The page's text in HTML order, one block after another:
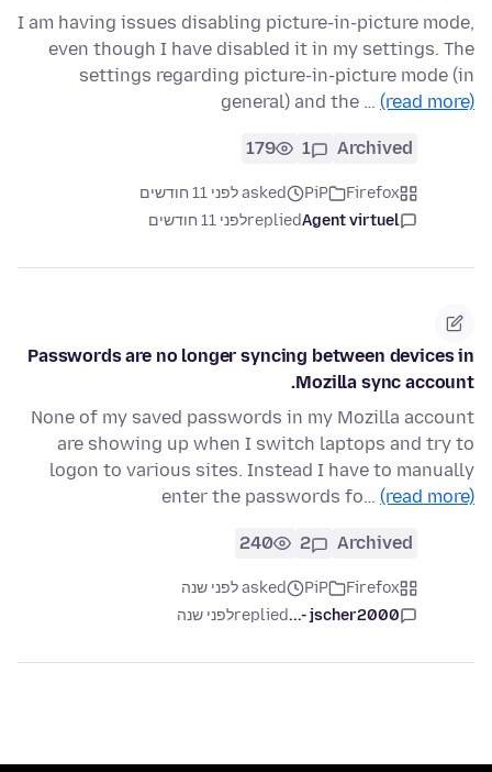
I am having issues disabling picture-in-picture mode,
even though I have disabled it in my settings. The
settings regarding picture-in-picture mode (in
general) and the … (read more)
Archived
1
179
Firefox
PiP
asked לפני 11 חודשים
Agent virtuel
repliedלפני 11 חודשים
Passwords are no longer syncing between devices in
Mozilla sync account.
None of my saved passwords in my Mozilla account
are showing up when I switch laptops and try to
logon to various sites. Instead I have to manually
enter the passwords fo… (read more)
Archived
2
240
Firefox
PiP
asked לפני שנה
jscher2000 -...
repliedלפני שנה